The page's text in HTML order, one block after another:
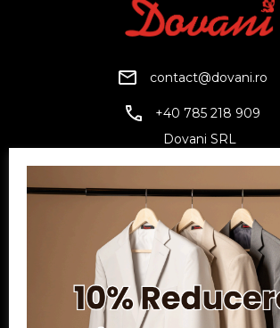
contact@dovani.ro
+40 785 218 909
Dovani SRL
Reg. Com.: J07/1134/1994
Facebook
TwitterYouTube
Informatii